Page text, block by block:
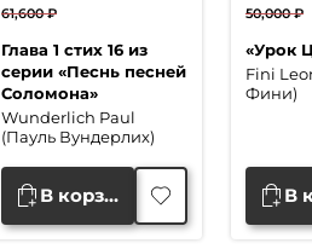
Глава 1 стих 16 из
серии «Песнь песней
Соломона»
Wunderlich Paul
(Пауль Вундерлих)
61,600₽
цена
составляла
61,600 ₽.
цена:
40,000 ₽.
В корзину
«Урок
Fini
Фини)
50,000₽
цена
цена:
35,000
В